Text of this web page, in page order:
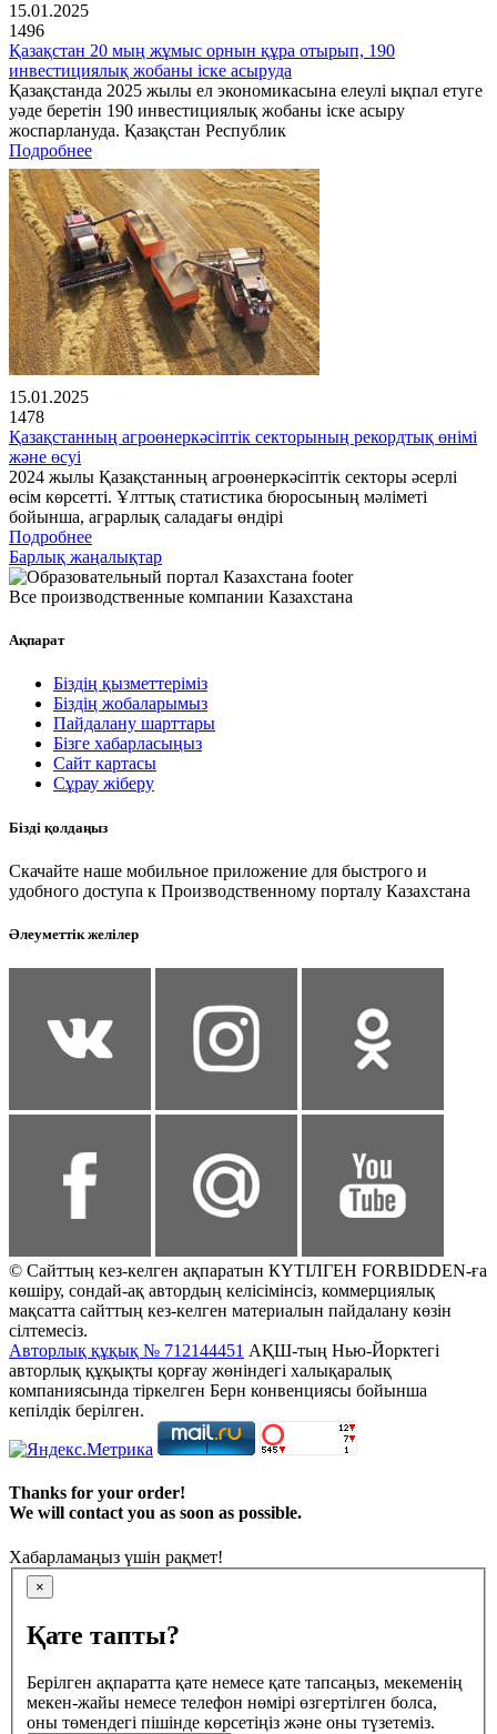
15.01.2025
1496
Қазақстан 20 мың жұмыс орнын құра отырып, 190
инвестициялық жобаны іске асыруда
Қазақстанда 2025 жылы ел экономикасына елеулі ықпал етуге
уәде беретін 190 инвестициялық жобаны іске асыру
жоспарлануда. Қазақстан Республик
Подробнее
15.01.2025
1478
Қазақстанның агроөнеркәсіптік секторының рекордтық өнімі
және өсуі
2024 жылы Қазақстанның агроөнеркәсіптік секторы әсерлі
өсім көрсетті. Ұлттық статистика бюросының мәліметі
бойынша, аграрлық саладағы өндірі
Подробнее
Барлық жаңалықтар
Все производственные компании Казахстана
Ақпарат
Біздің қызметтеріміз
Біздің жобаларымыз
Пайдалану шарттары
Бізге хабарласыңыз
Сайт картасы
Сұрау жіберу
Бізді қолдаңыз
Скачайте наше мобильное приложение для быстрого и
удобного доступа к Производственному порталу Казахстана
Әлеуметтік желілер
© Сайттың кез-келген ақпаратын КҮТІЛГЕН FORBIDDEN-ға
көшіру, сондай-ақ автордың келісімінсіз, коммерциялық
мақсатта сайттың кез-келген материалын пайдалану көзін
сілтемесіз.
Авторлық құқық № 712144451 АҚШ-тың Нью-Йорктегі
авторлық құқықты қорғау жөніндегі халықаралық
компаниясында тіркелген Берн конвенциясы бойынша
кепілдік берілген.
Thanks for your order!
We will contact you as soon as possible.
Хабарламаңыз үшін рақмет!
×
Қате тапты?
Берілген ақпаратта қате немесе қате тапсаңыз, мекеменің
мекен-жайы немесе телефон нөмірі өзгертілген болса,
оны төмендегі пішінде көрсетіңіз және оны түзетеміз.